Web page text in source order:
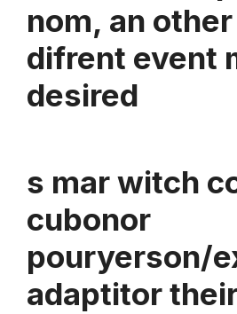
nom, an
difrent event
desired
s mar witch
cubonor
pouryerson/
adaptitor